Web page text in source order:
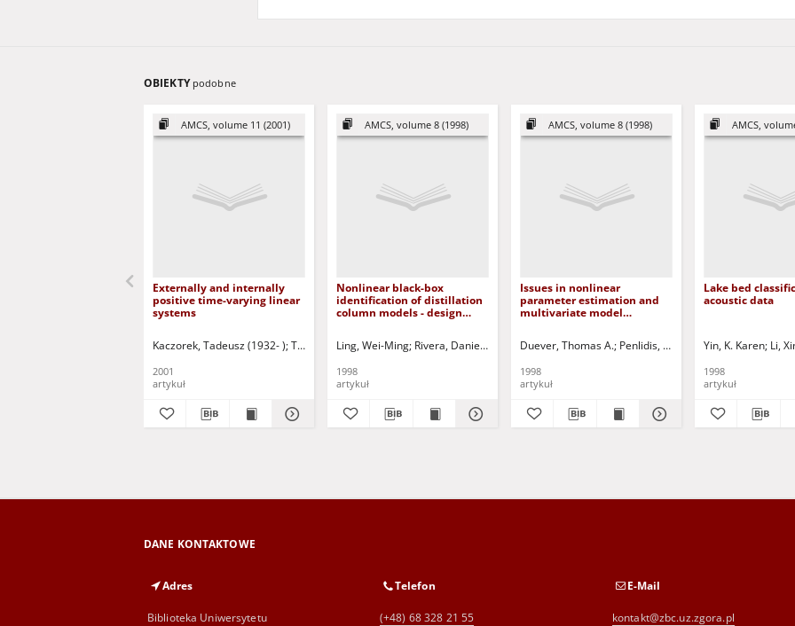
OBIEKTY podobne
AMCS, volume 11 (2001)
Externally and internally
positive time-varying linear
systems
Kaczorek, Tadeusz (1932- ) Triggiani, Roberto- ed. Maksimov, Vyacheslav I. - ed.
2001
artykuł
AMCS, volume 8 (1998)
Nonlinear black-box
identification of distillation
column models - design
Ling, Wei-Ming Rivera, Daniel E. Skliar, Mikhail - red. Ramirez, W. Fred - red.
1998
artykuł
AMCS, volume 8 (1998)
Issues in nonlinear
parameter estimation and
multivariate model
engineering
Duever, Thomas A. Penlidis, Alexander Skliar, Mikhail
1998
artykuł
AMCS,
Lake bed
acoustic data
Yin, K. Karen Li,
1998
artykuł
DANE KONTAKTOWE
Adres
Biblioteka Uniwersytetu
Telefon
(+48) 68 328 21 55
E-Mail
kontakt@zbc.uz.zgora.pl